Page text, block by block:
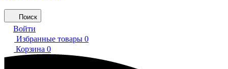
Поиск
Войти
Избранные товары 0
Корзина 0